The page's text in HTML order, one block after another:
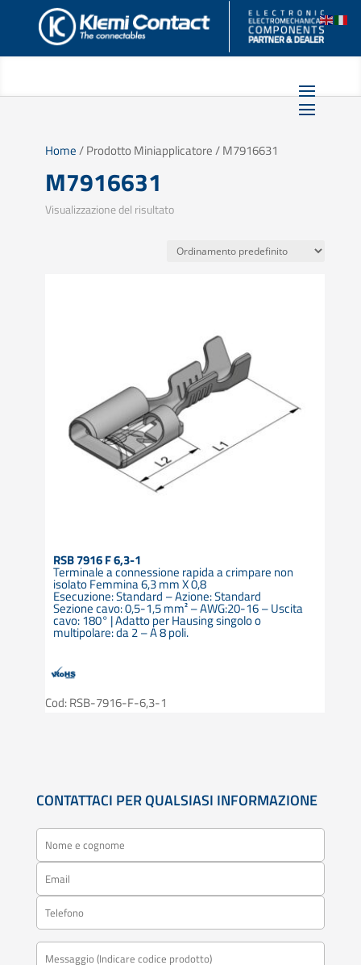
Home/ Prodotto Miniapplicatore / M7916631
M7916631
Visualizzazione del risultato
RSB 7916 F 6,3-1
Terminale a connessione rapida a crimpare non
isolato Femmina 6,3 mm X 0,8
Esecuzione: Standard – Azione: Standard
Sezione cavo: 0,5-1,5 mm² – AWG:20-16 – Uscita
cavo: 180° | Adatto per Hausing singolo o
multipolare: da 2 – A 8 poli.
Cod: RSB-7916-F-6,3-1
CONTATTACI PER QUALSIASI INFORMAZIONE